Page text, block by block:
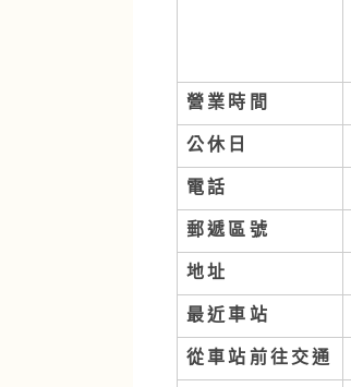
營業時間
公休日
電話
郵遞區號
地址
最近車站
從車站前往交通